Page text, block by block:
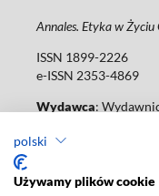
polski
Używamy plików cookie
Annales. Etyka w Życiu
ISSN 1899-2226
e-ISSN 2353-4869
Wydawca:
Tel.: 42 235 01 65,
Deklaracja